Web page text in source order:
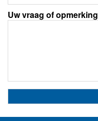
Uw vraag of opmerking